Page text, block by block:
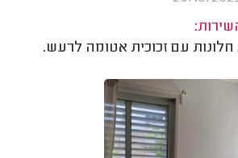
עם זכוכית אטומה לרעש.